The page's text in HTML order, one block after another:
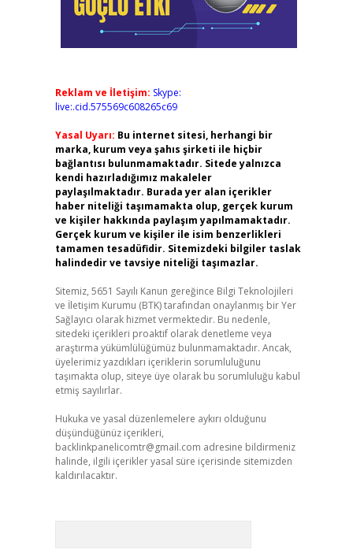
Reklam ve İletişim: Skype:
live:.cid.575569c608265c69
Yasal Uyarı: Bu internet sitesi, herhangi bir
marka, kurum veya şahıs şirketi ile hiçbir
bağlantısı bulunmamaktadır. Sitede yalnızca
kendi hazırladığımız makaleler
paylaşılmaktadır. Burada yer alan içerikler
haber niteliği taşımamakta olup, gerçek kurum
ve kişiler hakkında paylaşım yapılmamaktadır.
Gerçek kurum ve kişiler ile isim benzerlikleri
tamamen tesadüfidir. Sitemizdeki bilgiler taslak
halindedir ve tavsiye niteliği taşımazlar.
Sitemiz, 5651 Sayılı Kanun gereğince Bilgi Teknolojileri
ve İletişim Kurumu (BTK) tarafından onaylanmış bir Yer
Sağlayıcı olarak hizmet vermektedir. Bu nedenle,
sitedeki içerikleri proaktif olarak denetleme veya
araştırma yükümlülüğümüz bulunmamaktadır. Ancak,
üyelerimiz yazdıkları içeriklerin sorumluluğunu
taşımakta olup, siteye üye olarak bu sorumluluğu kabul
etmiş sayılırlar.
Hukuka ve yasal düzenlemelere aykırı olduğunu
düşündüğünüz içerikleri,
backlinkpanelicomtr@gmail.com adresine bildirmeniz
halinde, ilgili içerikler yasal süre içerisinde sitemizden
kaldırılacaktır.